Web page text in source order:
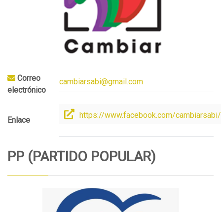
Correo
electrónico
cambiarsabi@gmail.com
Enlace
https://www.facebook.com/cambiarsabi/
PP (PARTIDO POPULAR)